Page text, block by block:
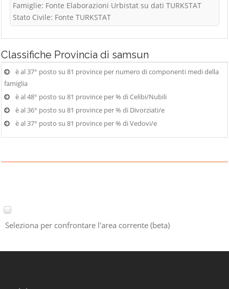
Famiglie: Fonte Elaborazioni Urbistat su dati TURKSTAT
Stato Civile: Fonte TURKSTAT
Classifiche Provincia di samsun
è al 37° posto su 81 province per numero di componenti medi della
famiglia
è al 48° posto su 81 province per % di Celibi/Nubili
è al 36° posto su 81 province per % di Divorziati/e
è al 37° posto su 81 province per % di Vedovi/e
Seleziona per confrontare l'area corrente (beta)